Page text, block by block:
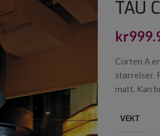
TAU
kr
Corten A
størrelser.
matt. Kan
VEKT